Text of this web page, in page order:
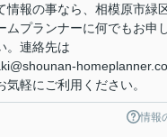
情報の事なら、相模原市緑
ムプランナーに何でもお申
。連絡先は
気軽にご利用ください。
情報